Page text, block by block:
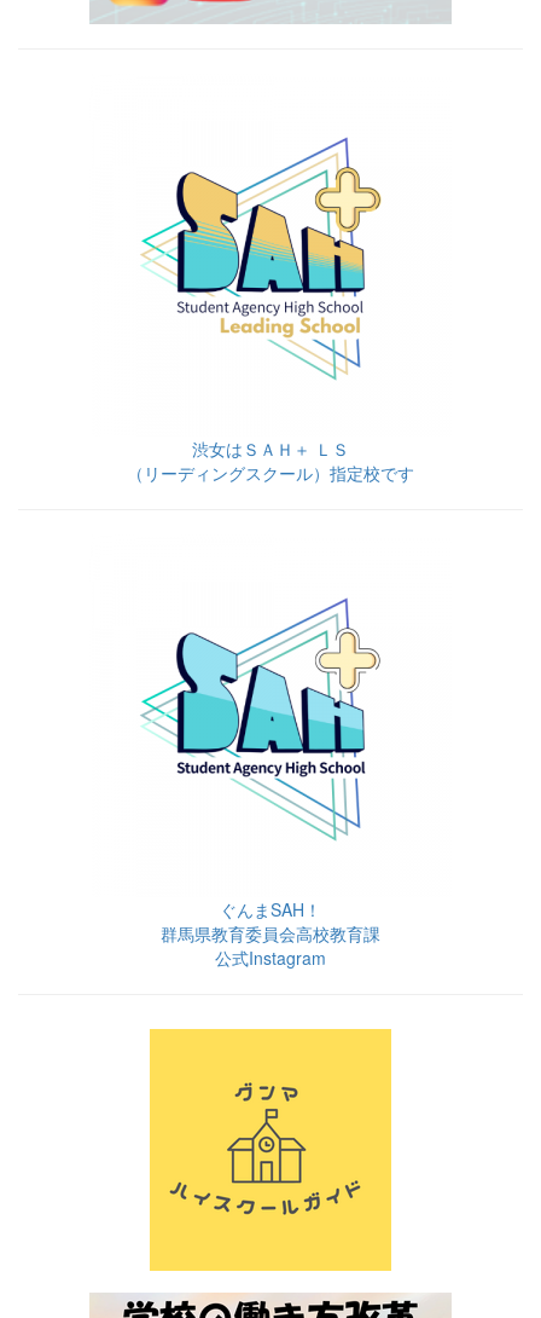
渋女はＳＡＨ＋ ＬＳ
（リーディングスクール）指定校です
ぐんまSAH！
群馬県教育委員会高校教育課
公式Instagram